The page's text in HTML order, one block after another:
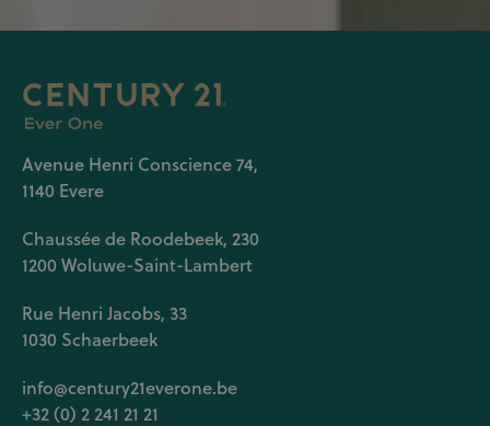
Avenue Henri Conscience 74,
1140 Evere
Chaussée de Roodebeek, 230
1200 Woluwe-Saint-Lambert
Rue Henri Jacobs, 33
1030 Schaerbeek
info@century21everone.be
+32 (0) 2 241 21 21